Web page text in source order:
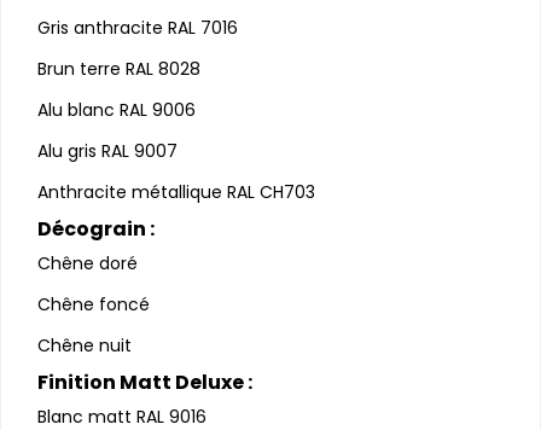
Gris anthracite RAL 7016
Brun terre RAL 8028
Alu blanc RAL 9006
Alu gris RAL 9007
Anthracite métallique RAL CH703
Décograin :
Chêne doré
Chêne foncé
Chêne nuit
Finition Matt Deluxe :
Blanc matt RAL 9016